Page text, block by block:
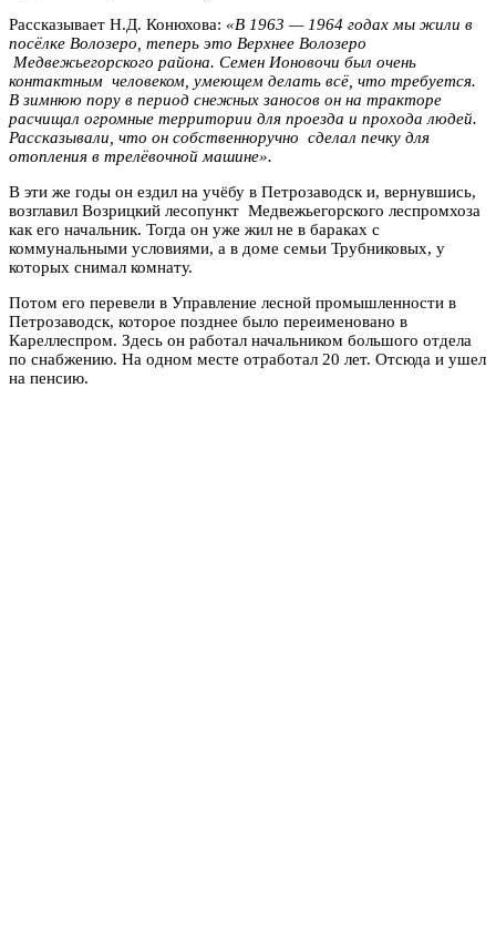
Рассказывает Н.Д. Конюхова: «В 1963 — 1964 годах мы жили в
посёлке Волозеро, теперь это Верхнее Волозеро
Медвежьегорского района. Семен Ионовочи был очень
контактным человеком, умеющем делать всё, что требуется.
В зимнюю пору в период снежных заносов он на тракторе
расчищал огромные территории для проезда и прохода людей.
Рассказывали, что он собственноручно сделал печку для
отопления в трелёвочной машине».
В эти же годы он ездил на учёбу в Петрозаводск и, вернувшись,
возглавил Возрицкий лесопункт Медвежьегорского леспромхоза
как его начальник. Тогда он уже жил не в бараках с
коммунальными условиями, а в доме семьи Трубниковых, у
которых снимал комнату.
Потом его перевели в Управление лесной промышленности в
Петрозаводск, которое позднее было переименовано в
Кареллеспром. Здесь он работал начальником большого отдела
по снабжению. На одном месте отработал 20 лет. Отсюда и ушел
на пенсию.